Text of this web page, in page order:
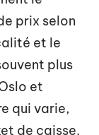
prix selon
et le
plus
et
qui varie,
de caisse.